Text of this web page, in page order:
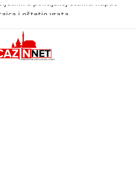
koji automobil kupiti? Nova
namirnica za doručak koje će vas
sitima sve do ručka
i iz kluba: Dženan Pejčinović